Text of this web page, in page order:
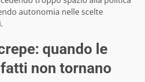
autonomia nelle scelte
quando le
non tornano